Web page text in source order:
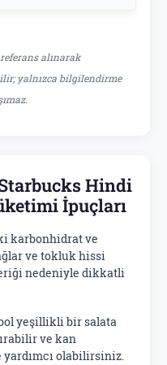
alınarak
yalnızca bilgilendirme
Hindi
İpuçları
karbonhidrat ve
ve tokluk hissi
nedeniyle dikkatli
yeşillikli bir salata
ve kan
olabilirsiniz.